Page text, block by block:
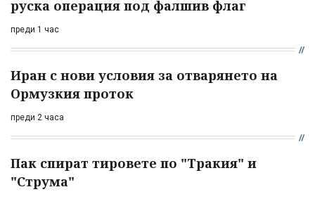
руска операция под фалшив флаг
преди 1 час
Иран с нови условия за отварянето на
Ормузкия проток
преди 2 часа
Пак спират тировете по "Тракия" и
"Струма"